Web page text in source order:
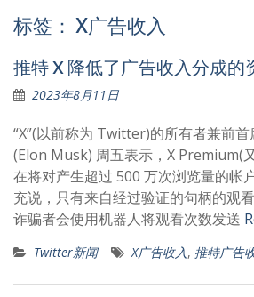
标签： X广告收入
推特 X 降低了广告收入分成的
2023年8月11日
“X”(以前称为 Twitter)的所有者兼前首
(Elon Musk) 周五表示，X Premium(
在将对产生超过 500 万次浏览量的帐
充说，只有来自经过验证的句柄的观
诈骗者会使用机器人将观看次数发送
Twitter新闻 X广告收入, 推特广告